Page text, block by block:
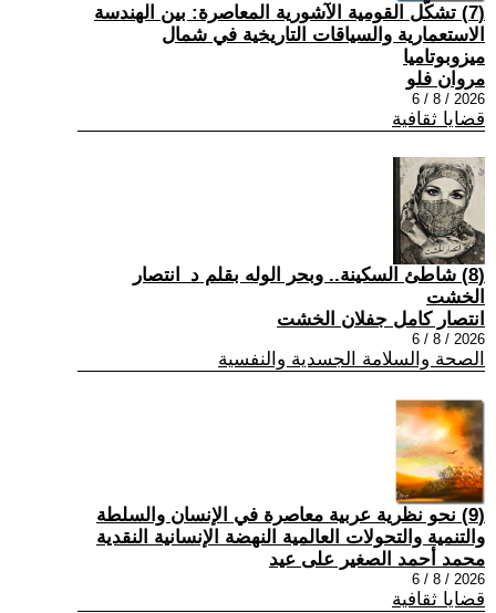
(7) تشكُّل القومية الآشورية المعاصرة: بين الهندسة
الاستعمارية والسياقات التاريخية في شمال
ميزوبوتاميا
مروان فلو
2026 / 8 / 6
قضايا ثقافية
(8) شاطئ السكينة.. وبحر الوله بقلم د_انتصار
الخشت
انتصار كامل جفلان الخشت
2026 / 8 / 6
الصحة والسلامة الجسدية والنفسية
(9) نحو نظرية عربية معاصرة في الإنسان والسلطة
والتنمية والتحولات العالمية النهضة الإنسانية النقدية
محمد أحمد الصغير على عيد
2026 / 8 / 6
قضايا ثقافية